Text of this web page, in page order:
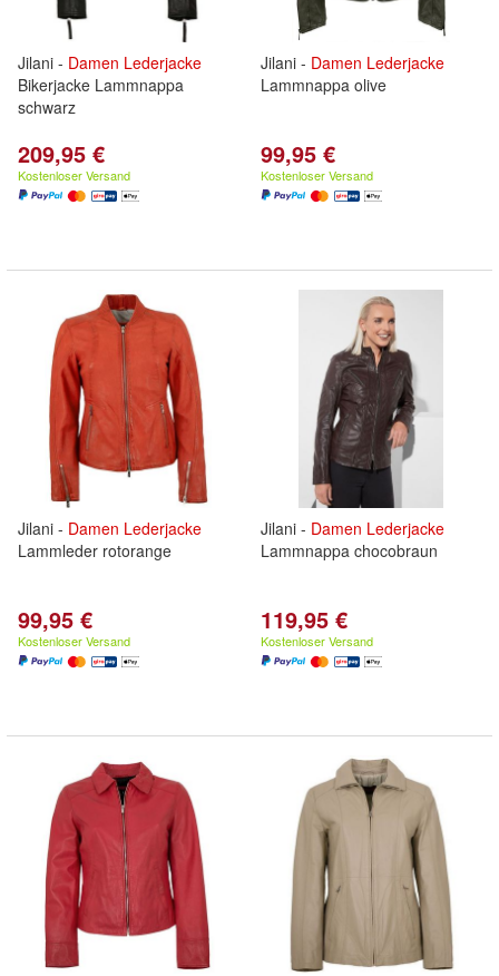
Jilani - Damen Lederjacke
Bikerjacke Lammnappa
schwarz
209,95 €
Kostenloser Versand
Jilani - Damen Lederjacke
Lammnappa olive
99,95 €
Kostenloser Versand
Jilani - Damen Lederjacke
Lammleder rotorange
99,95 €
Kostenloser Versand
Jilani - Damen Lederjacke
Lammnappa chocobraun
119,95 €
Kostenloser Versand